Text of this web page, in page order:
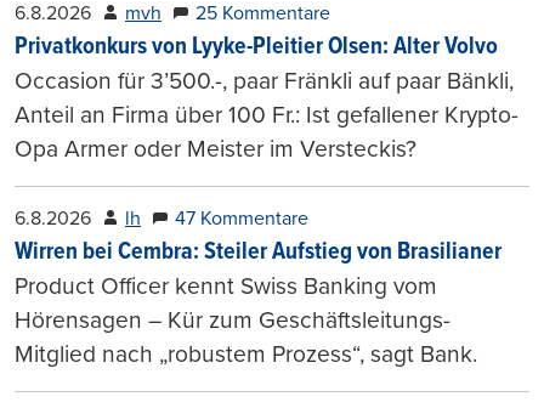
6.8.2026 mvh 25 Kommentare
Privatkonkurs von Lyyke-Pleitier Olsen: Alter Volvo
Occasion für 3’500.-, paar Fränkli auf paar Bänkli,
Anteil an Firma über 100 Fr.: Ist gefallener Krypto-
Opa Armer oder Meister im Versteckis?
6.8.2026 lh 47 Kommentare
Wirren bei Cembra: Steiler Aufstieg von Brasilianer
Product Officer kennt Swiss Banking vom
Hörensagen – Kür zum Geschäftsleitungs-
Mitglied nach „robustem Prozess“, sagt Bank.